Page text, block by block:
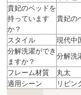
貴妃のベッドを
持っています
か？
貴妃の
スタイル
現代中
分解洗濯ができ
ますか？
分解洗
フレーム材質
丸太
適用シーン
リビン